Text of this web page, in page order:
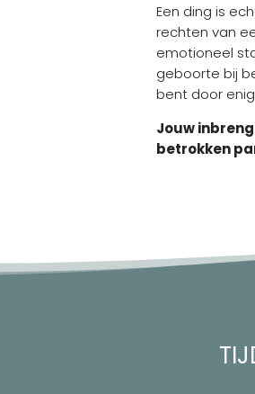
Een ding is
rechten van
emotioneel
geboorte bij
bent door
Jouw
betrokken